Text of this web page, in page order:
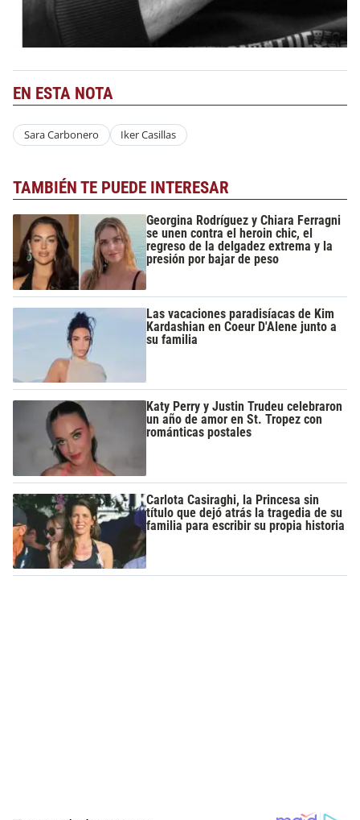
EN ESTA NOTA
Sara Carbonero Iker Casillas
TAMBIÉN TE PUEDE INTERESAR
Georgina Rodríguez y Chiara Ferragni
se unen contra el heroin chic, el
regreso de la delgadez extrema y la
presión por bajar de peso
Las vacaciones paradisíacas de Kim
Kardashian en Coeur D'Alene junto a
su familia
Katy Perry y Justin Trudeu celebraron
un año de amor en St. Tropez con
románticas postales
Carlota Casiraghi, la Princesa sin
título que dejó atrás la tragedia de su
familia para escribir su propia historia